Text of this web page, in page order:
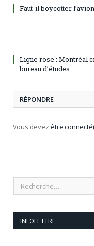
Faut-il boycotter
Ligne rose : Montréal
bureau d’études
RÉPONDRE
Vous devez être
INFOLETTRE